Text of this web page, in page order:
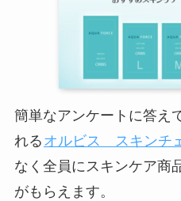
簡単なアンケートに答え
れる オルビス スキンチ
なく全員にスキンケア商
がもらえます。